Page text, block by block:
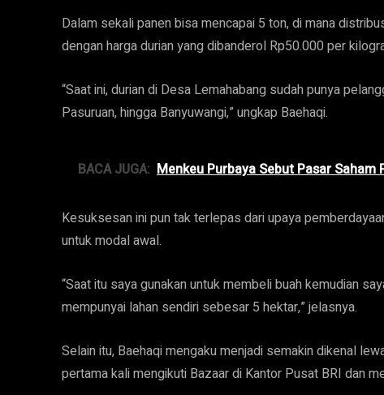
Dalam sekali panen bisa mencapai 5 ton, di mana
dengan harga durian yang dibanderol Rp50.000 per
“Saat ini, durian di Desa Lemahabang sudah punya
Pasuruan, hingga Banyuwangi,” ungkap Baehaqi.
BACA JUGA: Menkeu Purbaya Sebut Pasar Saham
Kesuksesan ini pun tak terlepas dari upaya
untuk modal awal.
“Saat itu saya gunakan untuk membeli buah kemudian
mempunyai lahan sendiri sebesar 5 hektar,” jelasnya.
Selain itu, Baehaqi mengaku menjadi semakin dikenal
pertama kali mengikuti Bazaar di Kantor Pusat BRI dan